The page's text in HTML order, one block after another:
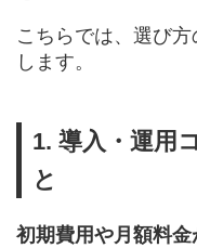
こちらでは、選び
します。
1. 導入・運用
と
初期費用や月額料金